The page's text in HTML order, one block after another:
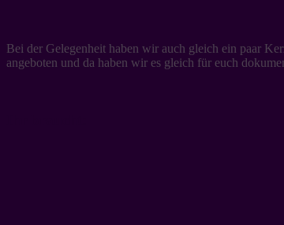
Bei der Gelegenheit haben wir auch gleich ein paar
angeboten und da haben wir es gleich für euch